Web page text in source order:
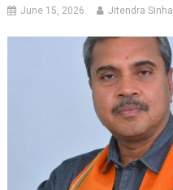
June 15, 2026 Jitendra Sinha